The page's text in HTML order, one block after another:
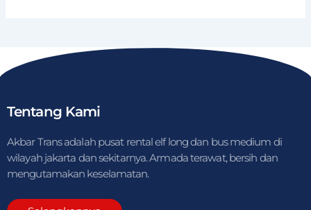
Tentang Kami
Akbar Trans adalah pusat rental elf long dan bus medium di
wilayah jakarta dan sekitarnya. Armada terawat, bersih dan
mengutamakan keselamatan.